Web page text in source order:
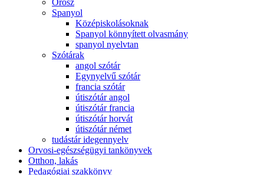
Orosz
Spanyol
Középiskolásoknak
Spanyol könnyített olvasmány
spanyol nyelvtan
Szótárak
angol szótár
Egynyelvű szótár
francia szótár
útiszótár angol
útiszótár francia
útiszótár horvát
útiszótár német
tudástár idegennyelv
Orvosi-egészségügyi tankönyvek
Otthon, lakás
Pedagógiai szakkönyv